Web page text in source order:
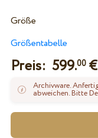
Größe
Größentabelle
Preis: 599.00€
Archivware.
abweichen. Bitte